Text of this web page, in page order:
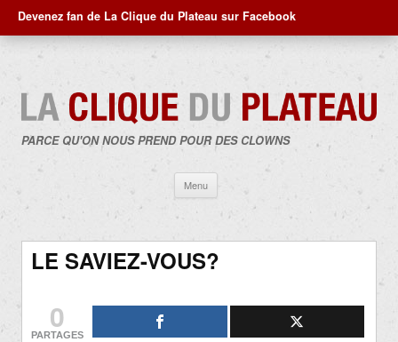
Devenez fan de La Clique du Plateau sur Facebook
PARCE QU'ON NOUS PREND POUR DES CLOWNS
Menu
contenu
LE SAVIEZ-VOUS?
0
PARTAGES